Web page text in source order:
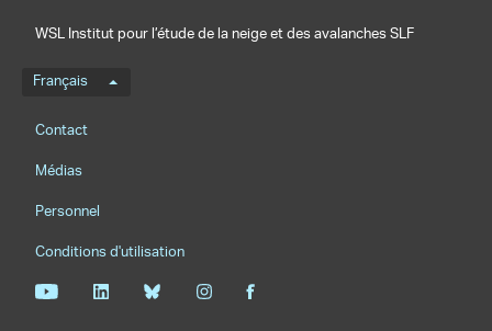
WSL Institut pour l’étude de la neige et des avalanches SLF
Menu de langue
Français
Footernavigation
Contact
Médias
Personnel
Conditions d'utilisation